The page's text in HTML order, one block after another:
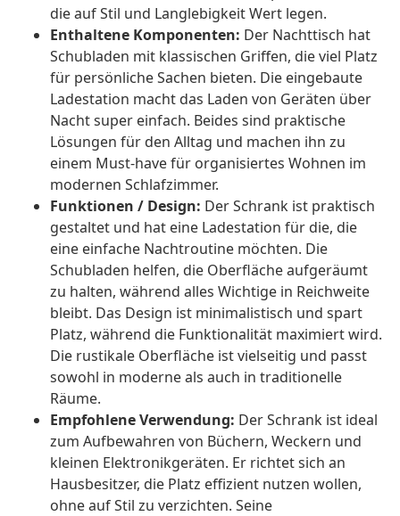
die auf Stil und Langlebigkeit Wert legen.
Enthaltene Komponenten: Der Nachttisch hat
Schubladen mit klassischen Griffen, die viel Platz
für persönliche Sachen bieten. Die eingebaute
Ladestation macht das Laden von Geräten über
Nacht super einfach. Beides sind praktische
Lösungen für den Alltag und machen ihn zu
einem Must-have für organisiertes Wohnen im
modernen Schlafzimmer.
Funktionen / Design: Der Schrank ist praktisch
gestaltet und hat eine Ladestation für die, die
eine einfache Nachtroutine möchten. Die
Schubladen helfen, die Oberfläche aufgeräumt
zu halten, während alles Wichtige in Reichweite
bleibt. Das Design ist minimalistisch und spart
Platz, während die Funktionalität maximiert wird.
Die rustikale Oberfläche ist vielseitig und passt
sowohl in moderne als auch in traditionelle
Räume.
Empfohlene Verwendung: Der Schrank ist ideal
zum Aufbewahren von Büchern, Weckern und
kleinen Elektronikgeräten. Er richtet sich an
Hausbesitzer, die Platz effizient nutzen wollen,
ohne auf Stil zu verzichten. Seine